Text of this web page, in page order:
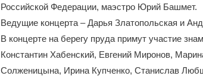
Российской Федерации, маэстро Юрий Башмет.
Ведущие концерта – Дарья Златопольская и
В концерте на берегу пруда примут участие
Константин Хабенский, Евгений Миронов,
Солженицына, Ирина Купченко, Станислав